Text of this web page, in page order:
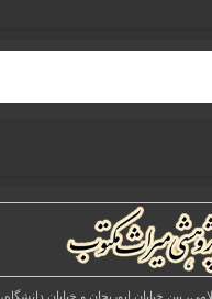
بین خیابان ابوریحان و خیابان دانشگاه،